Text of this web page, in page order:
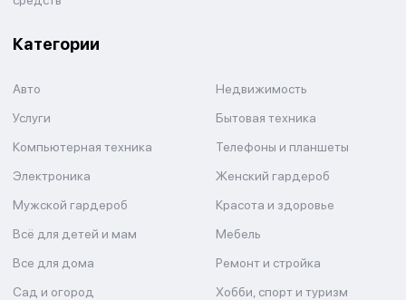
Категории
Авто
Недвижимость
Услуги
Бытовая техника
Компьютерная техника
Телефоны и планшеты
Электроника
Женский гардероб
Мужской гардероб
Красота и здоровье
Всё для детей и мам
Мебель
Все для дома
Ремонт и стройка
Сад и огород
Хобби, спорт и туризм